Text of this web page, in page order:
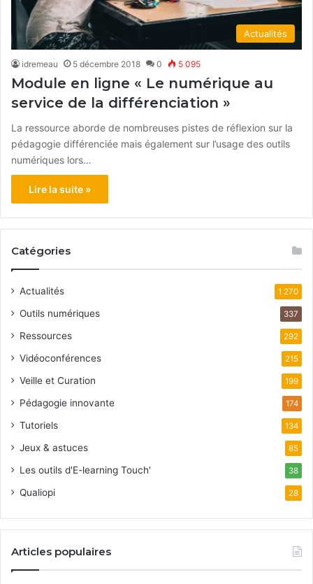
Actualités
idremeau 5 décembre 2018 0 5 095
Module en ligne « Le numérique au
service de la différenciation »
La ressource aborde de nombreuses pistes de réflexion sur la
pédagogie différenciée mais également sur l’usage des outils
numériques lors…
Lire la suite »
Catégories
Actualités 1 270
Outils numériques 337
Ressources 292
Vidéoconférences 215
Veille et Curation 199
Pédagogie innovante 174
Tutoriels 134
Jeux & astuces 85
Les outils d'E-learning Touch' 38
Qualiopi 28
Articles populaires